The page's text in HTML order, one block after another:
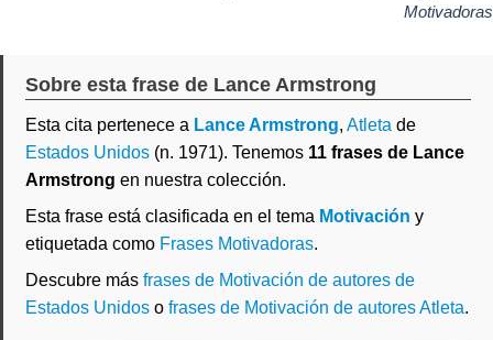
Motivadoras
Sobre esta frase de Lance Armstrong
Esta cita pertenece a Lance Armstrong, Atleta de
Estados Unidos (n. 1971). Tenemos 11 frases de Lance
Armstrong en nuestra colección.
Esta frase está clasificada en el tema Motivación y
etiquetada como Frases Motivadoras.
Descubre más frases de Motivación de autores de
Estados Unidos o frases de Motivación de autores Atleta.